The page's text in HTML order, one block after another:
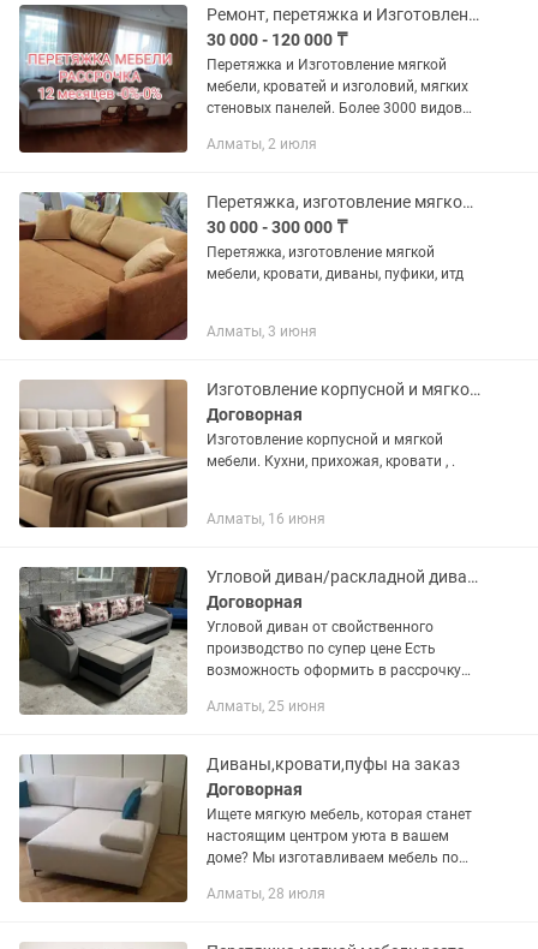
Ремонт, перетяжка и Изготовление мягкой мебели
30 000 - 120 000 ₸
Перетяжка и Изготовление мягкой
мебели, кроватей и изголовий, мягких
стеновых панелей. Более 3000 видов
кредит. Качество превыше всего!!!
Алматы, 2 июля
Перетяжка, изготовление мягкой мебели
30 000 - 300 000 ₸
Перетяжка, изготовление мягкой
мебели, кровати, диваны, пуфики, итд
Алматы, 3 июня
Изготовление корпусной и мягкой мебели
Договорная
Изготовление корпусной и мягкой
мебели. Кухни, прихожая, кровати , .
Алматы, 16 июня
Угловой диван/раскладной диван/гостиный диван/диваны алматы
Договорная
Угловой диван от свойственного
производство по супер цене Есть
возможность оформить в рассрочку
за наличный расчет со скидкой) Для
Алматы, 25 июня
Диваны,кровати,пуфы на заказ
Договорная
Ищете мягкую мебель, которая станет
настоящим центром уюта в вашем
доме? Мы изготавливаем мебель по
— быстро, качественно и с вниманием к
Алматы, 28 июля